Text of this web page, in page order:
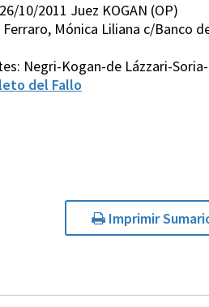
10/2011 Juez KOGAN (OP)
Mónica Liliana c/Banco
Negri-Kogan-de Lázzari-
del Fallo
Imprimir